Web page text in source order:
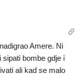
Amere. Ni
bombe gdje i
ali kad se malo